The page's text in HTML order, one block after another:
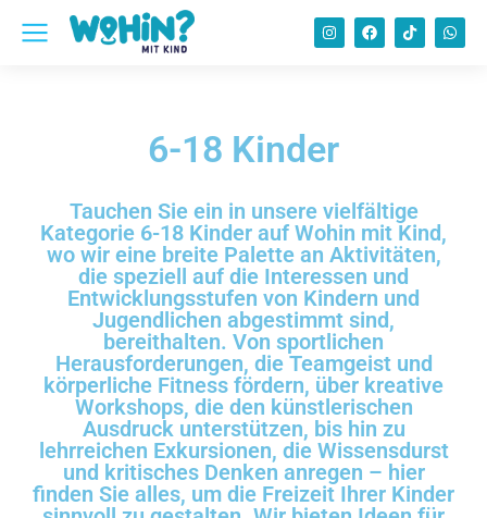
6-18 Kinder
Tauchen Sie ein in unsere vielfältige
Kategorie 6-18 Kinder auf Wohin mit Kind,
wo wir eine breite Palette an Aktivitäten,
die speziell auf die Interessen und
Entwicklungsstufen von Kindern und
Jugendlichen abgestimmt sind,
bereithalten. Von sportlichen
Herausforderungen, die Teamgeist und
körperliche Fitness fördern, über kreative
Workshops, die den künstlerischen
Ausdruck unterstützen, bis hin zu
lehrreichen Exkursionen, die Wissensdurst
und kritisches Denken anregen – hier
finden Sie alles, um die Freizeit Ihrer Kinder